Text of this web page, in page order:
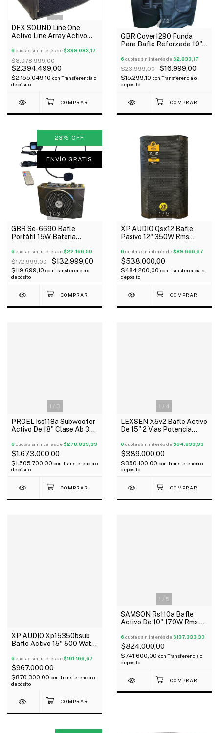
1/6
DFX SOUND Line One
Activo Line Array Activo
Driver 1" Dsp
6 cuotas sin interés de$399.083,17
$3.078.999,00
$2.394.499,00
$2.155.049,10 con Transferencia o
depósito
1/2
GBR Cover1290 Funda
Para Bafle Reforzada 10"
6 cuotas sin interés de$2.833,17
$23.999,00 $16.999,00
$15.299,10 con Transferencia o
depósito
1/6
23 % OFF
ENVÍO GRATIS
GBR Se-6690 Bafle
Portátil 15W Bateria
Bluetooth
6 cuotas sin interés de$22.166,50
$172.999,00 $132.999,00
$119.699,10 con Transferencia o
depósito
1 /5
XP AUDIO Qsx12 Bafle
Pasivo 12" 350W Rms
6 cuotas sin interés de$89.666,67
$538.000,00
$484.200,00 con Transferencia o
depósito
1 / 3
PROEL Iss118a Subwoofer
Activo De 18" Clase Ab 350
6 cuotas sin interés de$278.833,33
$1.673.000,00
$1.505.700,00 con Transferencia o
depósito
1 / 4
LEXSEN X5v2 Bafle Activo
De 15" 2 Vias Potencia
6 cuotas sin interés de$64.833,33
$389.000,00
$350.100,00 con Transferencia o
depósito
XP AUDIO Xp15350bsub
Bafle Activo 15" 500 Watts
Behringer
6 cuotas sin interés de$161.166,67
$967.000,00
$870.300,00 con Transferencia o
depósito
1 / 5
SAMSON Rs110a Bafle
Activo De 10" 170W Rms +
Bluetooth
6 cuotas sin interés de$137.333,33
$824.000,00
$741.600,00 con Transferencia o
depósito